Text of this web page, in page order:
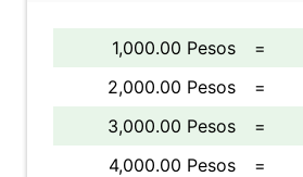
1,000.00 Pesos =
2,000.00 Pesos
=
3,000.00 Pesos
=
4,000.00 Pesos
=